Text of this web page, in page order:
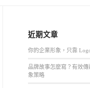
近期文章
你的企業形象，只靠
品牌故事怎麼寫？有效
象策略